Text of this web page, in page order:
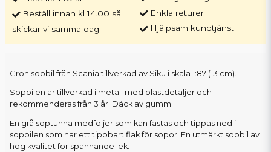
Beställ innan kl 14.00 så
skickar vi samma dag
Enkla returer
Hjälpsam kundtjänst
Grön sopbil från Scania tillverkad av Siku i skala 1:87 (13 cm).
Sopbilen är tillverkad i metall med plastdetaljer och
rekommenderas från 3 år. Däck av gummi.
En grå soptunna medföljer som kan fästas och tippas ned i
sopbilen som har ett tippbart flak för sopor. En utmärkt sopbil av
hög kvalitet för spännande lek.